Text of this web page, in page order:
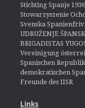
Stichting Spanje
Stowarzyszenie
Svenska
UDRUŽENJE
BRIGADISTAS
Vereinigung
Spanischen
demokratischen
Freunde des IISR
Links